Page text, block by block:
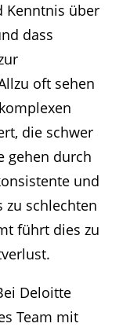
Kenntnis über
dass
oft sehen
die schwer
gehen durch
und
zu schlechten
führt dies zu
Deloitte
Team mit